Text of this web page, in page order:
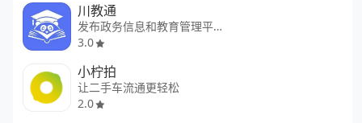
川教通
发布政务信息和教育管理平台
3.0
小柠拍
让二手车流通更轻松
2.0